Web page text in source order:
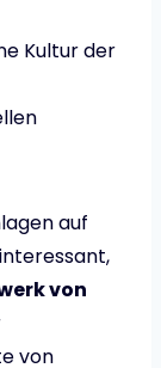
Kultur der
auf
von
von